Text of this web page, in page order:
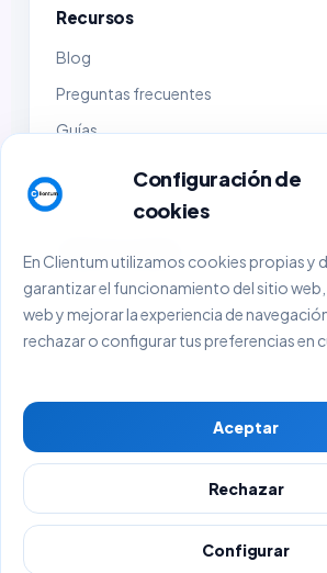
Configuración de
cookies
En Clientum utilizamos cookies propias y
garantizar el funcionamiento del sitio web,
web y mejorar la experiencia de
rechazar o configurar tus preferencias en
Aceptar
Rechazar
Configurar
Recursos
Blog
Preguntas frecuentes
Guías
Contacto
Empresa y legal
Sobre Clientum
Sobre BlackHold Consulting
Política de Privacidad
© 2026 Clientum. Todos los derechos